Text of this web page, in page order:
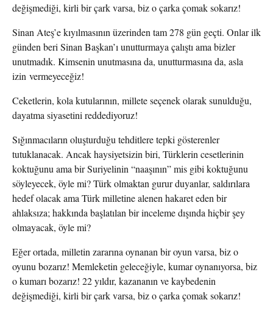
değişmediği, kirli bir çark varsa, biz o çarka çomak sokarız!
Sinan Ateş’e kıyılmasının üzerinden tam 278 gün geçti. Onlar ilk
günden beri Sinan Başkan’ı unutturmaya çalıştı ama bizler
unutmadık. Kimsenin unutmasına da, unutturmasına da, asla
izin vermeyeceğiz!
Ceketlerin, kola kutularının, millete seçenek olarak sunulduğu,
dayatma siyasetini reddediyoruz!
Sığınmacıların oluşturduğu tehditlere tepki gösterenler
tutuklanacak. Ancak haysiyetsizin biri, Türklerin cesetlerinin
koktuğunu ama bir Suriyelinin “naaşının” mis gibi koktuğunu
söyleyecek, öyle mi? Türk olmaktan gurur duyanlar, saldırılara
hedef olacak ama Türk milletine alenen hakaret eden bir
ahlaksıza; hakkında başlatılan bir inceleme dışında hiçbir şey
olmayacak, öyle mi?
Eğer ortada, milletin zararına oynanan bir oyun varsa, biz o
oyunu bozarız! Memleketin geleceğiyle, kumar oynanıyorsa, biz
o kumarı bozarız! 22 yıldır, kazananın ve kaybedenin
değişmediği, kirli bir çark varsa, biz o çarka çomak sokarız!